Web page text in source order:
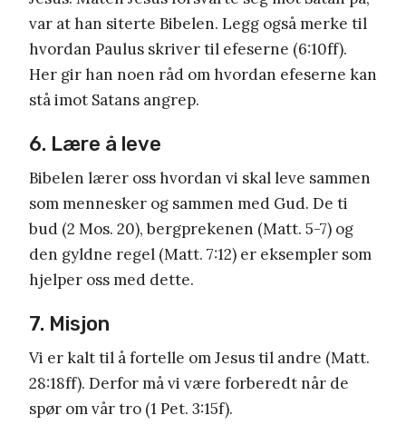
var at han siterte Bibelen. Legg også merke til
hvordan Paulus skriver til efeserne (6:10ff).
Her gir han noen råd om hvordan efeserne kan
stå imot Satans angrep.
6. Lære å leve
Bibelen lærer oss hvordan vi skal leve sammen
som mennesker og sammen med Gud. De ti
bud (2 Mos. 20), bergprekenen (Matt. 5-7) og
den gyldne regel (Matt. 7:12) er eksempler som
hjelper oss med dette.
7. Misjon
Vi er kalt til å fortelle om Jesus til andre (Matt.
28:18ff). Derfor må vi være forberedt når de
spør om vår tro (1 Pet. 3:15f).